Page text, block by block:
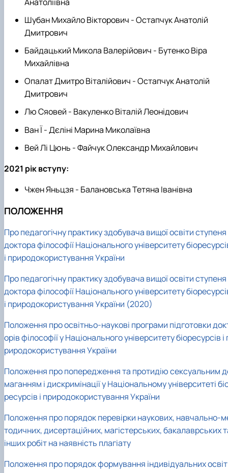
Шубан Михайло Вікторович - Остапчук Анатолій
Дмитрович
Байдацький Микола Валерійович - Бутенко Віра
Михайлівна
Опалат Дмитро Віталійович - Остапчук Анатолій
Дмитрович
Лю Сяовей - Вакуленко Віталій Леонідович
Ван Ї - Дєліні Марина Миколаївна
Вей Лі Цюнь - Файчук Олександр Михайлович
2021 рік вступу:
Чжен Яньцзя - Балановська Тетяна Іванівна
ПОЛОЖЕННЯ
Про педагогічну практику здобувача вищої освіти ступеня
доктора філософії Національного університету
і природокористування України
Про педагогічну практику здобувача вищої освіти ступеня
доктора філософії Національного університету
і природокористування України (2020)
Положення про освітньо-наукові програми підготовки
орів філософії у Національного університету біоресурсів і
риродокористування України
Положення про попередження та протидію сексуальним
маганням і дискримінації у Національному університеті
ресурсів і природокористування України
Положення про порядок перевірки наукових, навчально-
тодичних, дисертаційних, магістерських, бакалаврських
інших робіт на наявність плагіату
Положення про порядок формування індивідуальних